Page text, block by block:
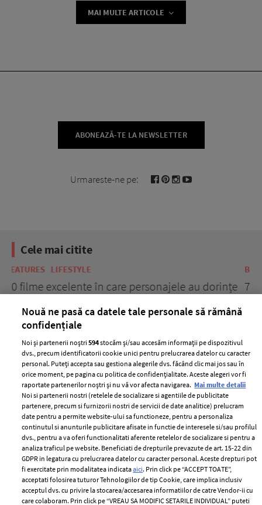
MAI MULTE ARTICOLE
ABONEAZĂ-TE LA NEWSLETTER
Urmareste-ne pe:
Cele mai citite
BEAUTY BEAUTY TIPS
7 uleiuri care stimulează creșterea rapidă a
ELLE Style Awards
2024
Despre ELLE
Romania
Contact
Abonamente
Termeni si conditii
Politica de
confidențialitate
Politica de cookies
Publicitate
Nouă ne pasă ca datele tale personale să rămână
confidențiale
Noi și partenerii noștri594stocăm și/sau accesăm informații pe dispozitivul
dvs., precum identificatorii cookie unici pentru prelucrarea datelor cu caracter
personal. Puteți accepta sau gestiona alegerile dvs. făcând clic mai jos sau în
orice moment, pe pagina cu politica de confidențialitate. Aceste alegeri vor fi
raportate partenerilor noștri și nu vă vor afecta navigarea. Mai multe detalii
Noi si partenerii nostri (retelele de socializare si agentiile de publicitate
partenere, precum si furnizorii nostri de servicii de date analitice) prelucram
date pentru a permite website-ului sa functioneze, pentru a personaliza
continutul si anunturile publicitare afisate in functie de interesele si/sau profilul
dvs., pentru a va oferi functionalitati aferente retelelor de socializare si pentru a
analiza traficul pe website. Beneficiati de drepturile prevazute de art. 15-22 din
GDPR in legatura cu prelucrarea datelor cu caracter personal. Aceste drepturi pot
fi exercitate prin modalitatea indicataaici. Prin click pe “ACCEPT TOATE”,
acceptati folosirea tuturor Tehnologiilor de tip Cookie, care implica inclusiv
acceptul dvs. cu privire la stocarea/accesarea informatiilor de catre Vendor-ii cu
care colaboram. Prin click pe “VREAU SA MODIFIC SETARILE INDIVIDUAL” puteti